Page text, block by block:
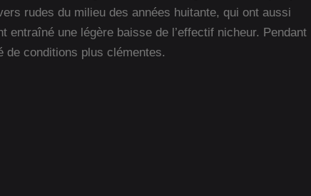
rudes du milieu des années huitante, qui ont aussi
une légère baisse de l’effectif nicheur. Pendant
de conditions plus clémentes.